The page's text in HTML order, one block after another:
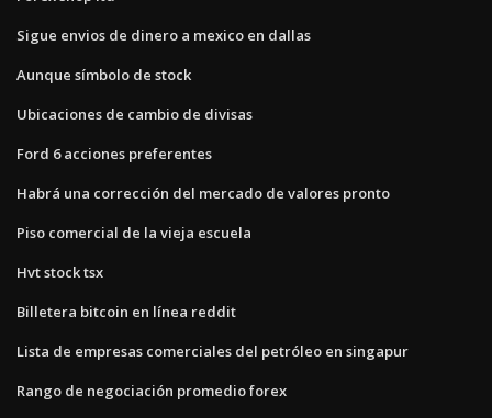
Sigue envios de dinero a mexico en dallas
Aunque símbolo de stock
Ubicaciones de cambio de divisas
Ford 6 acciones preferentes
Habrá una corrección del mercado de valores pronto
Piso comercial de la vieja escuela
Hvt stock tsx
Billetera bitcoin en línea reddit
Lista de empresas comerciales del petróleo en singapur
Rango de negociación promedio forex